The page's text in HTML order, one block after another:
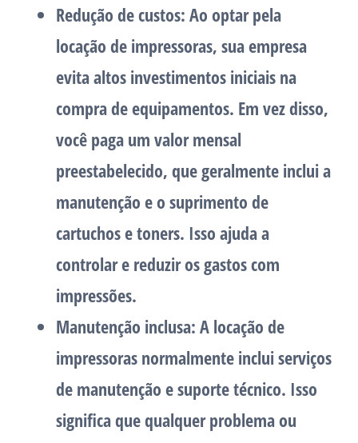
Redução de custos: Ao optar pela
locação de impressoras, sua empresa
evita altos investimentos iniciais na
compra de equipamentos. Em vez disso,
você paga um valor mensal
preestabelecido, que geralmente inclui a
manutenção e o suprimento de
cartuchos e toners. Isso ajuda a
controlar e reduzir os gastos com
impressões.
Manutenção inclusa: A locação de
impressoras normalmente inclui serviços
de manutenção e suporte técnico. Isso
significa que qualquer problema ou